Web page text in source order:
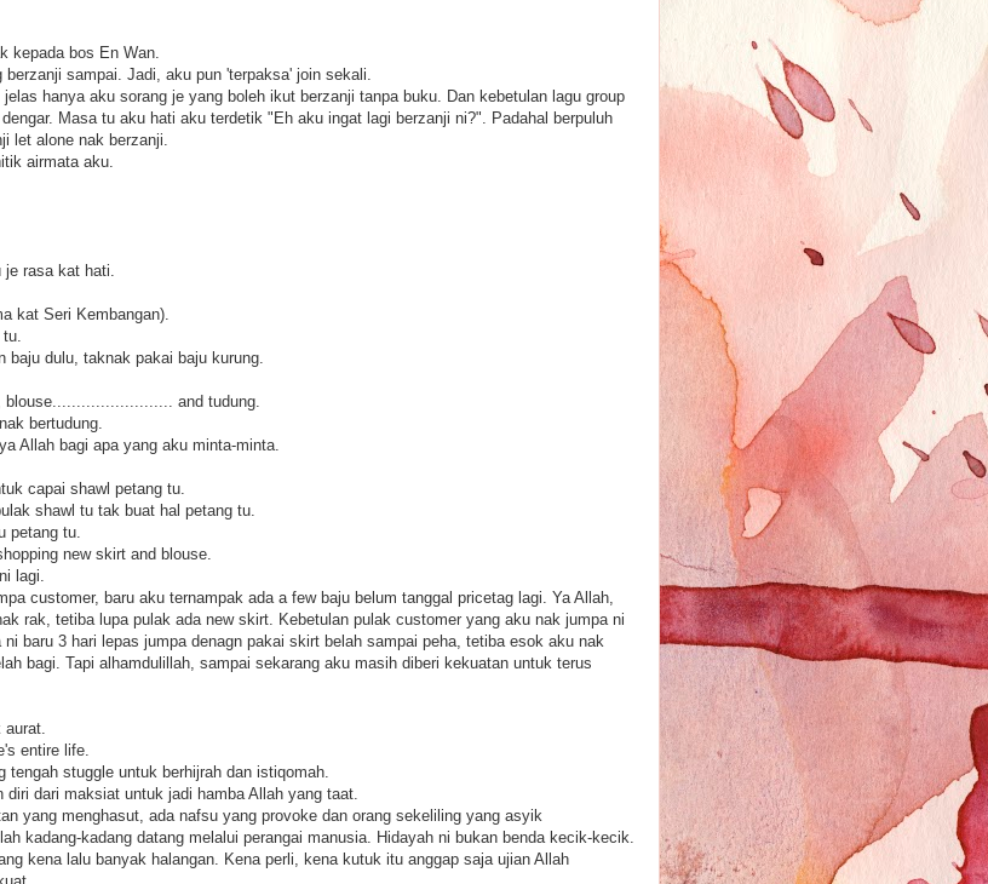
kepada bos En Wan.
sampai. Jadi, aku pun 'terpaksa' join sekali.
hanya aku sorang je yang boleh ikut berzanji tanpa buku. Dan kebetulan lagu group
Masa tu aku hati aku terdetik "Eh aku ingat lagi berzanji ni?". Padahal berpuluh
let alone nak berzanji.
airmata aku.
je rasa kat hati.
kat Seri Kembangan).
tu.
dulu, taknak pakai baju kurung.
blouse......................... and tudung.
bertudung.
Allah bagi apa yang aku minta-minta.
capai shawl petang tu.
shawl tu tak buat hal petang tu.
petang tu.
new skirt and blouse.
lagi.
customer, baru aku ternampak ada a few baju belum tanggal pricetag lagi. Ya Allah,
rak, tetiba lupa pulak ada new skirt. Kebetulan pulak customer yang aku nak jumpa ni
baru 3 hari lepas jumpa denagn pakai skirt belah sampai peha, tetiba esok aku nak
bagi. Tapi alhamdulillah, sampai sekarang aku masih diberi kekuatan untuk terus
aurat.
entire life.
tengah stuggle untuk berhijrah dan istiqomah.
dari maksiat untuk jadi hamba Allah yang taat.
yang menghasut, ada nafsu yang provoke dan orang sekeliling yang asyik
kadang-kadang datang melalui perangai manusia. Hidayah ni bukan benda kecik-kecik.
kena lalu banyak halangan. Kena perli, kena kutuk itu anggap saja ujian Allah